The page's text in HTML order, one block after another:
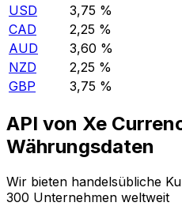
USD
3,75 %
CAD
2,25 %
AUD
3,60 %
NZD
2,25 %
GBP
3,75 %
API von Xe
Währungsdaten
Wir bieten handelsübliche
300 Unternehmen weltweit